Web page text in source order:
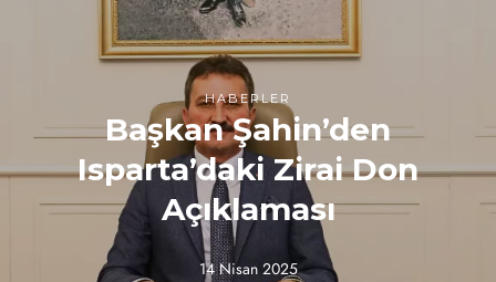
HABERLER
Başkan Şahin’den
Isparta’daki Zirai Don
Açıklaması
14 Nisan 2025